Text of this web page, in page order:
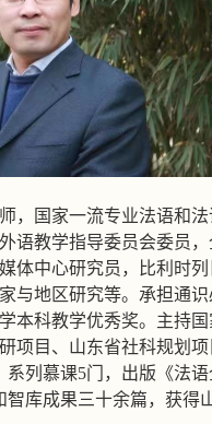
，国家一流专业法语和
教学指导委员会委员，
体中心研究员，比利时
与地区研究等。承担通
本科教学优秀奖。主持
目、山东省社科规划项
列慕课5门，出版《法
库成果三十余篇，获得